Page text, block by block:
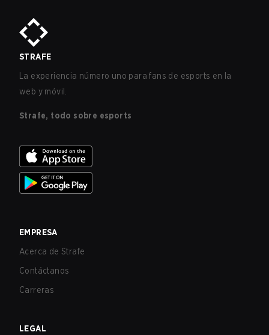
STRAFE
La experiencia número uno para fans de esports en la
web y móvil.
Strafe, todo sobre esports
EMPRESA
Acerca de Strafe
Contáctanos
Carreras
LEGAL